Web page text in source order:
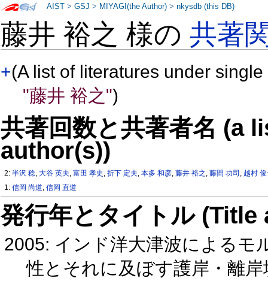
藤井 裕之 様の共著
+(A list of literatures under
"藤井 裕之")
共著回数と共著者名 (a
author(s))
2:半沢 稔,大谷 英夫,富田 孝史 ,折下 定夫,本多 和彦,藤井 裕之 ,藤間 功司 , 越村
1:信岡 尚道,信岡 直道
発行年とタイトル
2005: インド洋大津波によるモ
性とそれに及ぼす護岸・離
AIST >GSJ > MIYAGI(the Author) >nkysdb (this DB)